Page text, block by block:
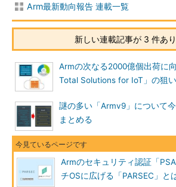
Arm最新動向報告 連載一覧
新しい連載記事が 3 件あ
Armの次なる2000億個出荷に
Total Solutions for IoT」の狙い
謎の多い「Armv9」について
まとめる
Armのセキュリティ認証「
チOSに広げる「PARSEC」と